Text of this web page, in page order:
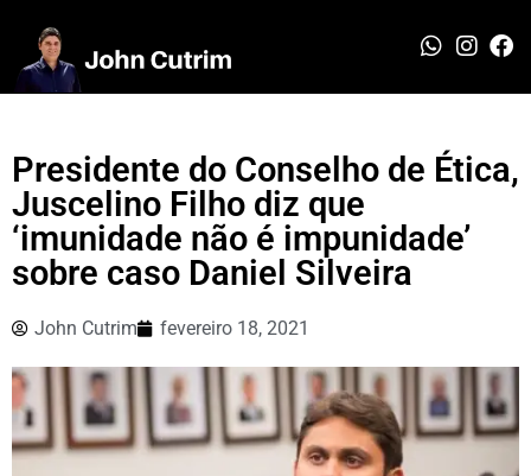
Presidente do Conselho de Ética,
Juscelino Filho diz que
‘imunidade não é impunidade’
sobre caso Daniel Silveira
John Cutrim fevereiro 18, 2021